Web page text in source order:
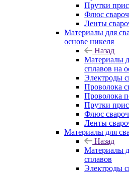
Прутки
Флюс
Ленты
Материалы для
основе никеля
Назад
Материалы
сплавов на
Электроды
Проволока
Проволока
Прутки
Флюс
Ленты
Материалы для
Назад
Материалы
сплавов
Электроды